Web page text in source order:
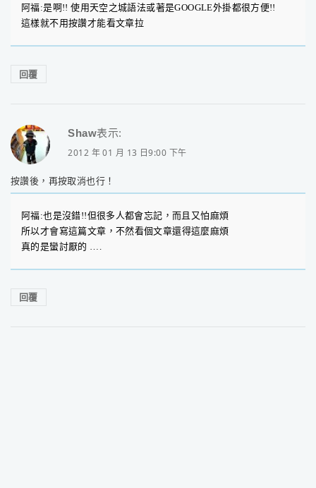
阿福:是啊!! 使用天空之城語法或著是GOOGLE外掛都很方便!!
這樣就不用按讚才能看文章拉
回覆
Shaw表示:
2012 年 01 月 13 日9:00 下午
按讚後，再按取消也行！
阿福:也是沒錯!!但很多人都會忘記，而且又怕麻煩
所以才會寫這篇文章，不然看個文章還得這麼麻煩
真的是蠻討厭的 ….
回覆